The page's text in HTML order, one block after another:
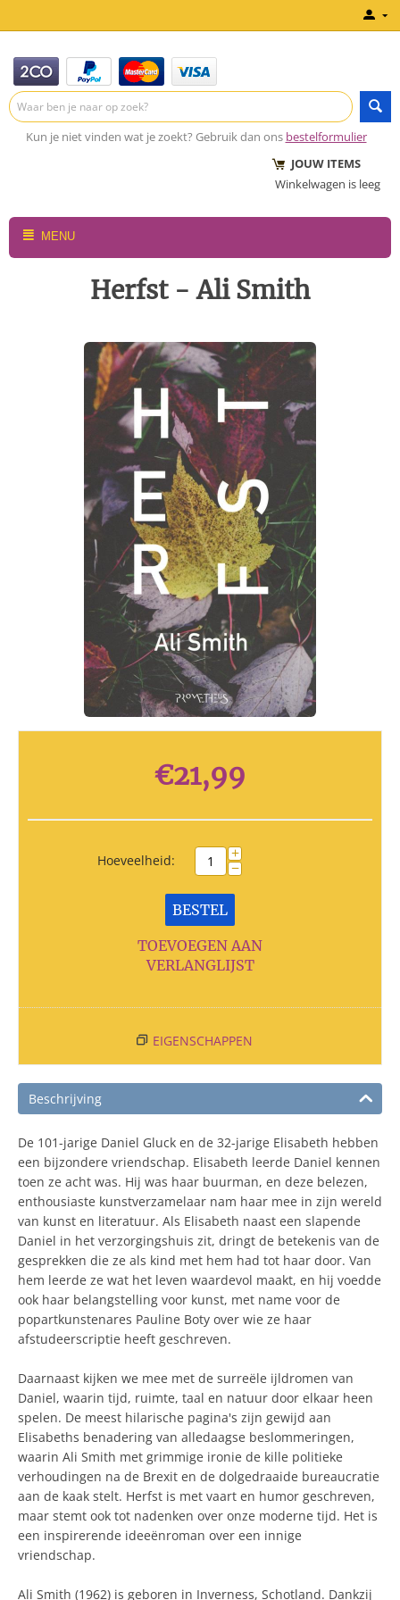
Kun je niet vinden wat je zoekt? Gebruik dan ons bestelformulier
JOUW ITEMS
Winkelwagen is leeg
MENU
Herfst - Ali Smith
€21,99
Hoeveelheid: +
−
BESTEL
TOEVOEGEN AAN
VERLANGLIJST
EIGENSCHAPPEN
Beschrijving
De 101-jarige Daniel Gluck en de 32-jarige Elisabeth hebben
een bijzondere vriendschap. Elisabeth leerde Daniel kennen
toen ze acht was. Hij was haar buurman, en deze belezen,
enthousiaste kunstverzamelaar nam haar mee in zijn wereld
van kunst en literatuur. Als Elisabeth naast een slapende
Daniel in het verzorgingshuis zit, dringt de betekenis van de
gesprekken die ze als kind met hem had tot haar door. Van
hem leerde ze wat het leven waardevol maakt, en hij voedde
ook haar belangstelling voor kunst, met name voor de
popartkunstenares Pauline Boty over wie ze haar
afstudeerscriptie heeft geschreven.
Daarnaast kijken we mee met de surreële ijldromen van
Daniel, waarin tijd, ruimte, taal en natuur door elkaar heen
spelen. De meest hilarische pagina's zijn gewijd aan
Elisabeths benadering van alledaagse beslommeringen,
waarin Ali Smith met grimmige ironie de kille politieke
verhoudingen na de Brexit en de dolgedraaide bureaucratie
aan de kaak stelt. Herfst is met vaart en humor geschreven,
maar stemt ook tot nadenken over onze moderne tijd. Het is
een inspirerende ideeënroman over een innige
vriendschap.
Ali Smith (1962) is geboren in Inverness, Schotland. Dankzij